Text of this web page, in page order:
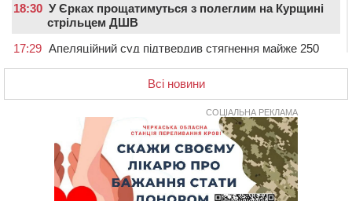
18:30 У Єрках прощатимуться з полеглим на Курщині
стрільцем ДШВ
17:29 Апеляційний суд підтвердив стягнення майже 250
У Черкасах за ніч виявили 15 порушників
комендантської години та 10 нетверезих водіїв
На Золотоніщині водійка збила пішохода, який
перебігав дорогу
На Черкащині прокуратура через суд вимагає взяти
під охорону 188-річну церкву
У Смілі біля магазину під колесами вантажівки
Всі новини
СОЦІАЛЬНА РЕКЛАМА